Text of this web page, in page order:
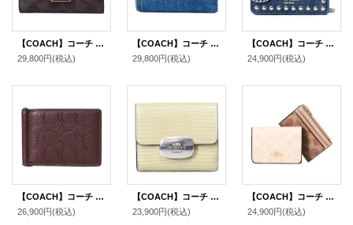
【COACH】コーチ コーティングキャンバス レザー シグネチャー グレース ミディアム ウォレット フラップ 二つ折り財布 ブラウンブラックマルチ（日本未発売）
29,800円(税込)
【COACH】コーチ 財布 デニム レザー タビー ロゴ コンパクト ウォレット 二つ折り財布 ディープブルー（日本未発売）
29,800円(税込)
【COACH】コーチ デニム レザー スタッズ ロゴ チェーン ストラップ付き 2way ミニ ウォレット 財布 デニム〔日本未発売〕
24,900円(税込)
【COACH】コーチ 財布 メンズ レザー シグネチャー 型押し マネークリップ スリム ビルフォールド 二つ折り カードケース 財布 メイプル（日本未発売）
26,900円(税込)
【COACH】コーチ リザード レザー 型押し スモール エライザ ロゴ ウォレット コンパクト 二つ折り財布 ペールグリーン〔日本未発売〕
23,900円(税込)
【COACH】コーチ 財布 カードケース付き コーティングキャンバス レザー シグネチャー ブロックド ウォレット コンパクト 三つ折り財布 サンド×タン（日本未発売）
24,900円(税込)